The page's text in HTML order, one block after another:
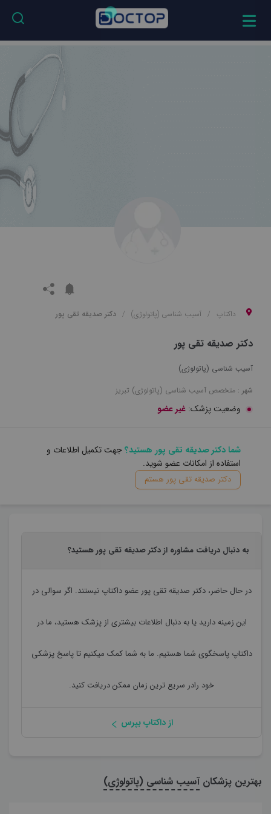
داکتاپ آسیب شناسی (پاتولوژی) دکتر صدیقه تقی پور
دکتر صدیقه تقی پور
آسیب شناسی (پاتولوژی)
شهر : متخصص آسیب شناسی (پاتولوژی) تبریز
وضعیت پزشک: غیر عضو
شما دکتر صدیقه تقی پور هستید؟جهت تکمیل اطلاعات و
استفاده از امکانات عضو شوید.
دکتر صدیقه تقی پور هستم
به دنبال دریافت مشاوره از دکتر صدیقه تقی پور هستید؟
در حال حاضر،دکتر صدیقه تقی پورعضو داکتاپ نیستند. اگر سوالی در
این زمینه دارید یا به دنبال اطلاعات بیشتری از پزشک هستید، ما در
داکتاپ پاسخگوی شما هستیم. ما به شما کمک میکنیم تا پاسخ پزشکی
خود رادر سریع ترین زمان ممکن دریافت کنید.
از داکتاپ بپرس
بهترین پزشکان آسیب شناسی (پاتولوژی)